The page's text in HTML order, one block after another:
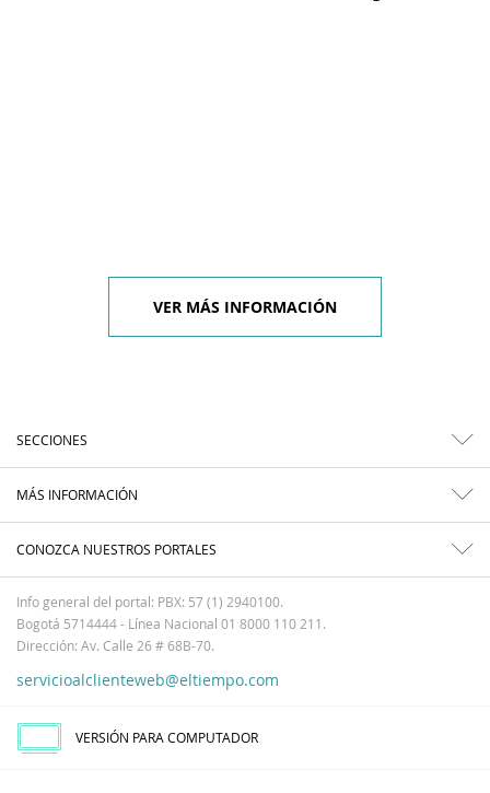
VER MÁS INFORMACIÓN
SECCIONES
MÁS INFORMACIÓN
CONOZCA NUESTROS PORTALES
Info general del portal: PBX: 57 (1) 2940100.
Bogotá 5714444 - Línea Nacional 01 8000 110 211.
Dirección: Av. Calle 26 # 68B-70.
servicioalclienteweb@eltiempo.com
VERSIÓN PARA COMPUTADOR